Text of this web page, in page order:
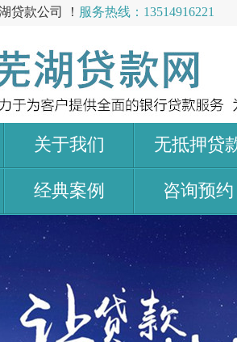
贷款公司 ！ 服务热线：13514916221
关于我们 无抵押贷
经典案例 咨询预约